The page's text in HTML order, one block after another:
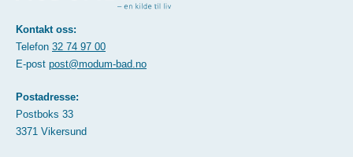
Kontakt oss:
Telefon 32 74 97 00
E-post post@modum-bad.no
Postadresse:
Postboks 33
3371 Vikersund